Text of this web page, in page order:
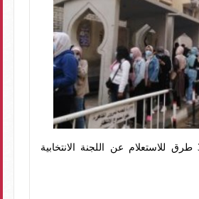
موقع الانتخابات.. 3 طرق للاستعلام عن اللجنة الانتخابية